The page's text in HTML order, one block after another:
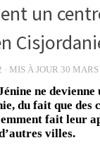
un
· MIS À JOUR 30 MARS
ne devienne
du fait que des
fait leur
villes.